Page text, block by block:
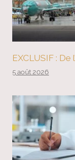
EXCLUSIF : De
5 août 2026